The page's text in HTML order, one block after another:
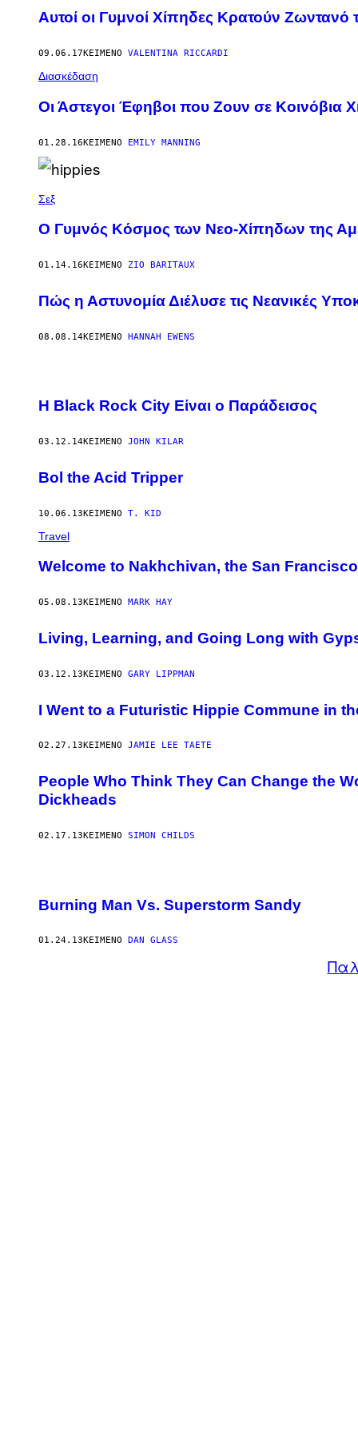
Αυτοί οι Γυμνοί Χίπηδες Κρατούν
09.06.17ΚΕΊΜΕΝΟ VALENTINA RICCARDI
Διασκέδαση
Οι Άστεγοι Έφηβοι που Ζουν σε Κοινόβια
01.28.16ΚΕΊΜΕΝΟ EMILY MANNING
Σεξ
O Γυμνός Κόσμος των Νεο-Χίπηδων της
01.14.16ΚΕΊΜΕΝΟ ZIO BARITAUX
Πώς η Αστυνομία Διέλυσε τις Νεανικές
08.08.14ΚΕΊΜΕΝΟ HANNAH EWENS
H Black Rock City Είναι ο Παράδεισος
03.12.14ΚΕΊΜΕΝΟ JOHN KILAR
Bol the Acid Tripper
10.06.13ΚΕΊΜΕΝΟ T. KID
Travel
Welcome to Nakhchivan, the San
05.08.13ΚΕΊΜΕΝΟ MARK HAY
Living, Learning, and Going Long with
03.12.13ΚΕΊΜΕΝΟ GARY LIPPMAN
I Went to a Futuristic Hippie Commune in
02.27.13ΚΕΊΜΕΝΟ JAMIE LEE TAETE
People Who Think They Can Change the
Dickheads
02.17.13ΚΕΊΜΕΝΟ SIMON CHILDS
Burning Man Vs. Superstorm Sandy
01.24.13ΚΕΊΜΕΝΟ DAN GLASS